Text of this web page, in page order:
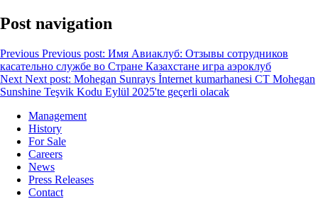
Post navigation
Previous Previous post: Имя Авиаклуб: Отзывы сотрудников
касательно службе во Стране Казахстане игра аэроклуб
Next Next post: Mohegan Sunrays İnternet kumarhanesi CT Mohegan
Sunshine Teşvik Kodu Eylül 2025'te geçerli olacak
Management
History
For Sale
Careers
News
Press Releases
Contact